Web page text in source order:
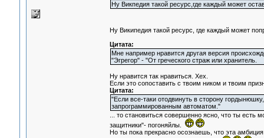
Ну Викпедия такой ресурс,где каждый может
Ну Википедия такой ресурс, где каждый может
Цитата:
Мне например нравится другая версия
"Эгрегор" - "От греческого страж или хранитель.
Ну нравится так нравиться. Хех.
Если это сопоставить с твоим ником и твоим
Цитата:
"Если все-таки отодвинуть в сторону
запрограммированным автоматом."
... то становиться совершенно ясно, что ты
защитники"- погоняйлы.
Но ты пока прекрасно осознаешь, что эта